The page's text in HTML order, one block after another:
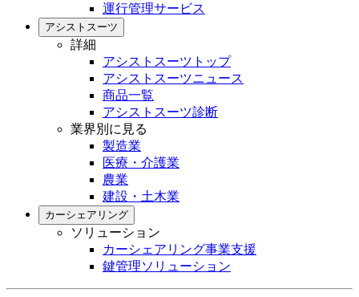
運行管理サービス
アシストスーツ
詳細
アシストスーツトップ
アシストスーツニュース
商品一覧
アシストスーツ診断
業界別に見る
製造業
医療・介護業
農業
建設・土木業
カーシェアリング
ソリューション
カーシェアリング事業支援
鍵管理ソリューション